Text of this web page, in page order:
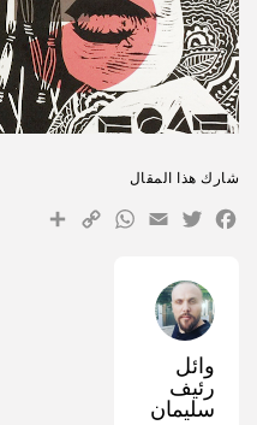
شارك هذا المقال
Facebook
Twitter
Email
WhatsApp
Copy
Share
وائل
رئيف
سليمان